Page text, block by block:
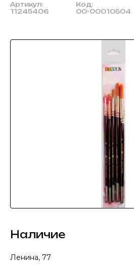
Артикул:
11245406
Код:
00-00010504
Наличие
Ленина, 77